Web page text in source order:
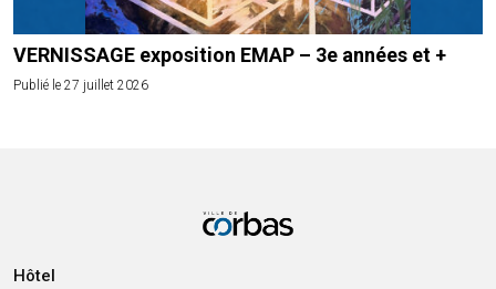
VERNISSAGE exposition EMAP – 3e années et +
Publié le 27 juillet 2026
Hôtel